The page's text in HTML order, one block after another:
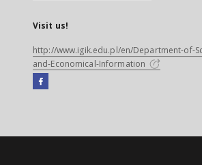
Visit us!
http://www.igik.edu.pl/en/Department-of-
and-Economical-Information
Facebook
open